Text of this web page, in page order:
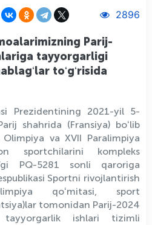
2896
Parij-
tayyorgarligi
toʻgʻrisida
Prezidentining 2021-yil 5-
shahrida (Fransiya) boʻlib
va XVII Paralimpiya
sportchilarini kompleks
PQ-5281 sonli qaroriga
Sportni rivojlantirish
qoʻmitasi, sport
tomonidan Parij-2024
tayyorgarlik ishlari tizimli